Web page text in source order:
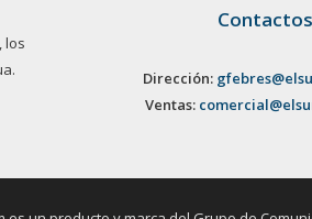
los
Contactos
Dirección:
Ventas: